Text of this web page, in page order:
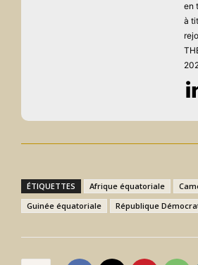
en
à
ÉTIQUETTES Afrique équatoriale
Guinée équatoriale
République